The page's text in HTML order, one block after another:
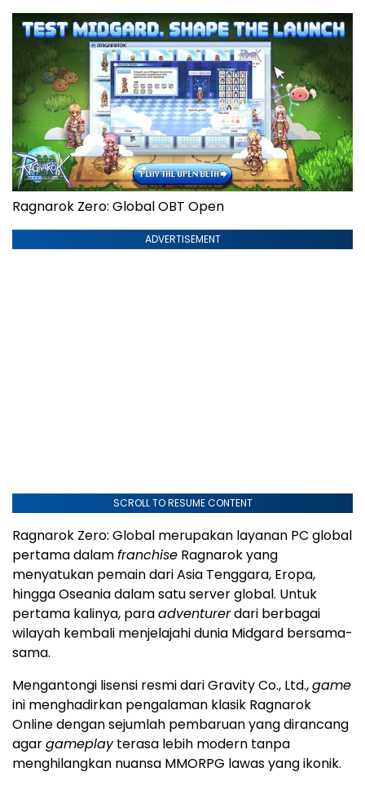
Ragnarok Zero: Global OBT Open
ADVERTISEMENT
SCROLL TO RESUME CONTENT
Ragnarok Zero: Global merupakan layanan PC global
pertama dalamfranchise Ragnarok yang
menyatukan pemain dari Asia Tenggara, Eropa,
hingga Oseania dalam satu server global. Untuk
pertama kalinya, paraadventurerdari berbagai
wilayah kembali menjelajahi dunia Midgard bersama-
sama.
Mengantongi lisensi resmi dari Gravity Co., Ltd.,game
ini menghadirkan pengalaman klasik Ragnarok
Online dengan sejumlah pembaruan yang dirancang
agargameplayterasa lebih modern tanpa
menghilangkan nuansa MMORPG lawas yang ikonik.